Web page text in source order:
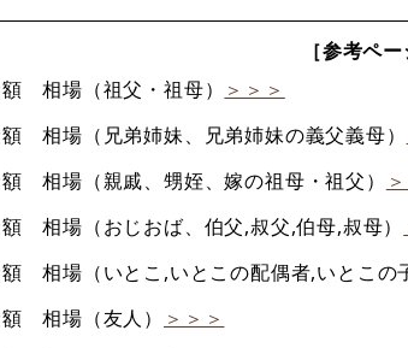
［参考ペー
相場（祖父・祖母）
＞＞＞
相場（兄弟姉妹、兄弟姉妹の義父義母）
相場（親戚、甥姪、嫁の祖母・祖父）
相場（おじおば、伯父,叔父,伯母,叔母）
相場（いとこ,いとこの配偶者,いとこの
相場（友人）
＞＞＞